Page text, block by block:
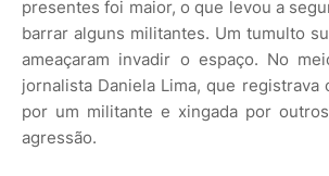
presentes foi maior, o que levou a
barrar alguns militantes. Um tumulto
ameaçaram invadir o espaço. No
jornalista Daniela Lima, que registrava
por um militante e xingada por
agressão.